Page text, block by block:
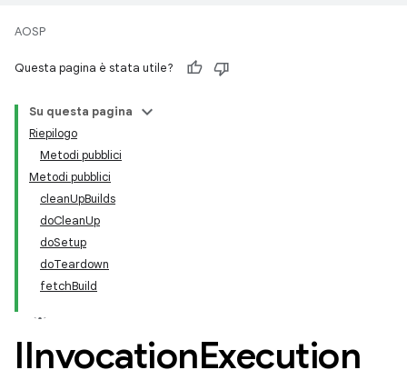
AOSP
Questa pagina è stata utile?
Su questa pagina
Riepilogo
Metodi pubblici
Metodi pubblici
cleanUpBuilds
doCleanUp
doSetup
doTeardown
fetchBuild
IInvocationExecution